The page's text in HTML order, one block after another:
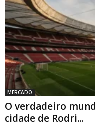
MERCADO
O verdadeiro
cidade de Rodri...